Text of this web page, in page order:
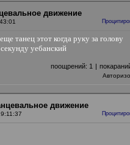
движение
танец этот когда руку за голову
уебанский
поощрений: 1 |
движение